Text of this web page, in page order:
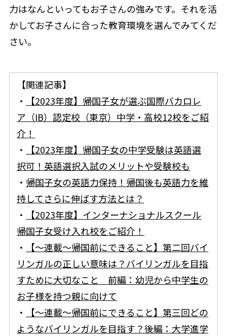
力はなんといってもお子さんの強みです。それを活
かしてお子さんに合った教育環境を選んでみてくだ
さい。
【関連記事】
・
【2023年度】帰国子女が選ぶ国際バカロレ
ア（IB）認定校（東京）中学・高校12校をご紹
介！
・
【2023年度】帰国子女の中学受験は英語選
択可！英語選択入試のメリットや受験校も
・ 帰国子女の英語力保持！帰国後も英語力を維
持してさらに伸ばす方法とは？
・
【2023年度】インターナショナルスクール
帰国子女受け入れ校をご紹介！
・
【〜連載〜帰国前にできること】第二回バイ
リンガルの正しい意味は？バイリンガルを目指
すために大切なこと 前編：幼児から中学生の
お子様を持つ親に向けて
・
【〜連載〜帰国前にできること】第三回どの
ようなバイリンガルを目指す？後編：大学進学